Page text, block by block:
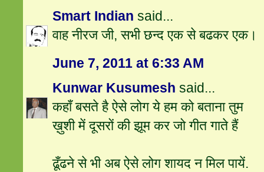
Smart Indian said...
वाह नीरज जी, सभी छन्द एक से बढकर एक।
June 7, 2011 at 6:33 AM
Kunwar Kusumesh said...
कहाँ बसते है ऐसे लोग ये हम को बताना तुम
ख़ुशी में दूसरों की झूम कर जो गीत गाते हैं
ढूँढने से भी अब ऐसे लोग शायद न मिल पायें.